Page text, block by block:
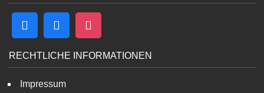
RECHTLICHE INFORMATIONEN
Impressum